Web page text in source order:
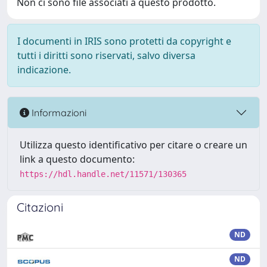
I documenti in IRIS sono protetti da copyright e
tutti i diritti sono riservati, salvo diversa
indicazione.
Informazioni
Utilizza questo identificativo per citare o creare un
link a questo documento:
https://hdl.handle.net/11571/130365
Citazioni
ND
ND